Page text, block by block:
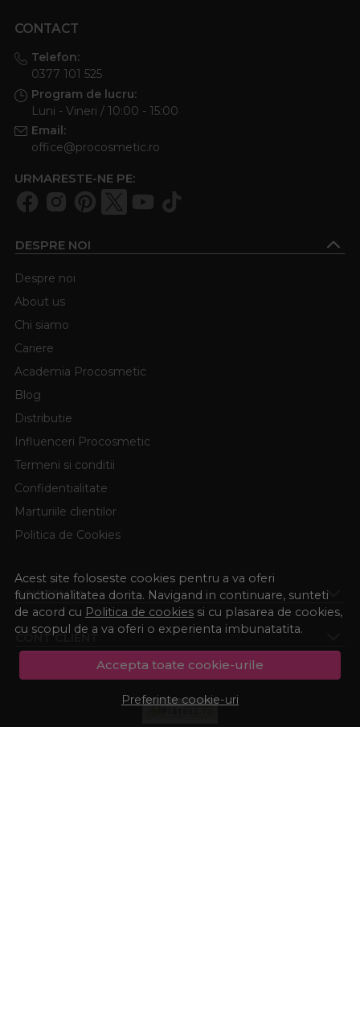
Acest site foloseste cookies pentru a va oferi
functionalitatea dorita. Navigand in continuare, sunteti
de acord cu Politica de cookies si cu plasarea de cookies,
cu scopul de a va oferi o experienta imbunatatita.
Accepta toate cookie-urile
Preferinte cookie-uri
CONTACT
Telefon:
0377 101 525
Program de lucru:
Luni - Vineri / 10:00 - 15:00
Email:
office@procosmetic.ro
URMARESTE-NE PE:
DESPRE NOI
Despre noi
About us
Chi siamo
Cariere
Academia Procosmetic
Blog
Distributie
Influenceri Procosmetic
Termeni si conditii
Confidentialitate
Marturiile clientilor
Politica de Cookies
ASISTENTA
CONT CLIENT